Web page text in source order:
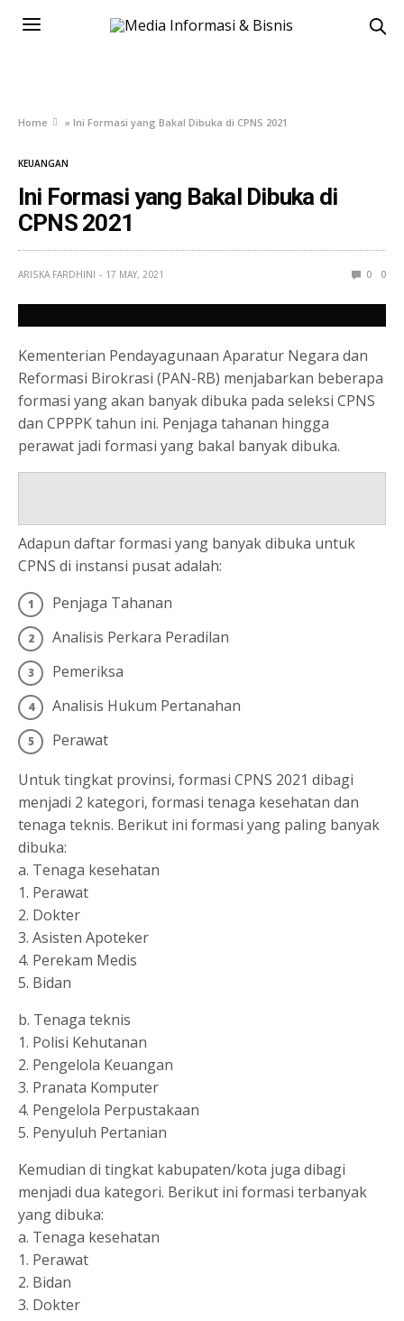
Home »Ini Formasi yang Bakal Dibuka di CPNS 2021
KEUANGAN
Ini Formasi yang Bakal Dibuka di
CPNS 2021
ARISKA FARDHINI 17 MAY, 2021 0 0
Kementerian Pendayagunaan Aparatur Negara dan
Reformasi Birokrasi (PAN-RB) menjabarkan beberapa
formasi yang akan banyak dibuka pada seleksi CPNS
dan CPPPK tahun ini. Penjaga tahanan hingga
perawat jadi formasi yang bakal banyak dibuka.
Adapun daftar formasi yang banyak dibuka untuk
CPNS di instansi pusat adalah:
Penjaga Tahanan
Analisis Perkara Peradilan
Pemeriksa
Analisis Hukum Pertanahan
Perawat
Untuk tingkat provinsi, formasi CPNS 2021 dibagi
menjadi 2 kategori, formasi tenaga kesehatan dan
tenaga teknis. Berikut ini formasi yang paling banyak
dibuka:
a. Tenaga kesehatan
1. Perawat
2. Dokter
3. Asisten Apoteker
4. Perekam Medis
5. Bidan
b. Tenaga teknis
1. Polisi Kehutanan
2. Pengelola Keuangan
3. Pranata Komputer
4. Pengelola Perpustakaan
5. Penyuluh Pertanian
Kemudian di tingkat kabupaten/kota juga dibagi
menjadi dua kategori. Berikut ini formasi terbanyak
yang dibuka:
a. Tenaga kesehatan
1. Perawat
2. Bidan
3. Dokter